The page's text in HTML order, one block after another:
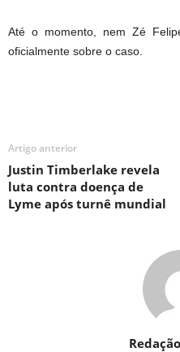
Até o momento, nem Zé
oficialmente sobre o caso.
Artigo anterior
Justin Timberlake revela
luta contra doença de
Lyme após turnê mundial